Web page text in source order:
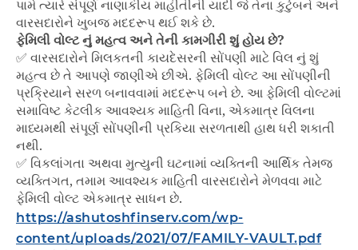
પામે ત્યારે સંપૂર્ણ નાણાકીય માહીતીની યાદી જે તેના કુટુંબને અને
વારસદારોને ખુબજ મદદરૂપ થઈ શકે છે.
ફેમિલી વોલ્ટ નું મહત્વ અને તેની કામગીરી શું હોય છે?
✅ વારસદારોને મિલકતની કાયદેસરની સોંપણી માટે વિલ નું શું
મહત્વ છે તે આપણે જાણીએ છીએ. ફેમિલી વોલ્ટ આ સોંપણીની
પ્રક્રિયાને સરળ બનાવવામાં મદદરૂપ બને છે. આ ફેમિલી વોલ્ટમાં
સમાવિષ્ટ કેટલીક આવશ્યક માહિતી વિના, એકમાત્ર વિલના
માધ્યમથી સંપૂર્ણ સોંપણીની પ્રકિયા સરળતાથી હાથ ધરી શકાતી
નથી.
✅ વિકલાંગતા અથવા મુત્યુની ઘટનામાં વ્યક્તિની આર્થિક તેમજ
વ્યક્તિગત, તમામ આવશ્યક માહિતી વારસદારોને મેળવવા માટે
ફેમિલી વોલ્ટ એકમાત્ર સાધન છે.
https://ashutoshfinserv.com/wp-
content/uploads/2021/07/FAMILY-VAULT.pdf